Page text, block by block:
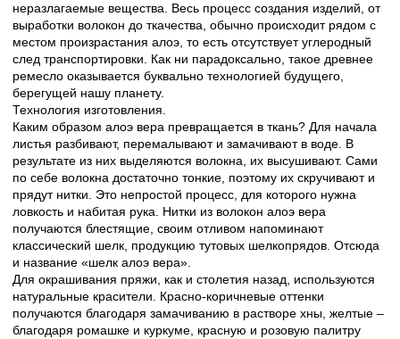
неразлагаемые вещества. Весь процесс создания изделий, от
выработки волокон до ткачества, обычно происходит рядом с
местом произрастания алоэ, то есть отсутствует углеродный
след транспортировки. Как ни парадоксально, такое древнее
ремесло оказывается буквально технологией будущего,
берегущей нашу планету.
Технология изготовления.
Каким образом алоэ вера превращается в ткань? Для начала
листья разбивают, перемалывают и замачивают в воде. В
результате из них выделяются волокна, их высушивают. Сами
по себе волокна достаточно тонкие, поэтому их скручивают и
прядут нитки. Это непростой процесс, для которого нужна
ловкость и набитая рука. Нитки из волокон алоэ вера
получаются блестящие, своим отливом напоминают
классический шелк, продукцию тутовых шелкопрядов. Отсюда
и название «шелк алоэ вера».
Для окрашивания пряжи, как и столетия назад, используются
натуральные красители. Красно-коричневые оттенки
получаются благодаря замачиванию в растворе хны, желтые –
благодаря ромашке и куркуме, красную и розовую палитру